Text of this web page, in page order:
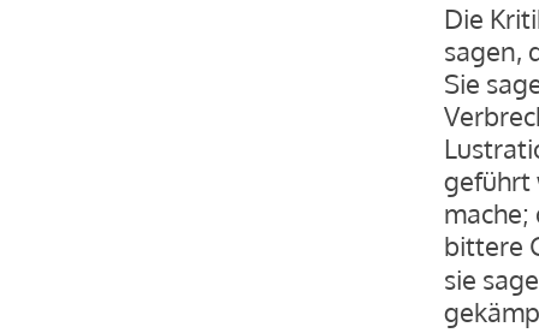
Die
sagen,
Sie
geführt
mache;
bittere
sie